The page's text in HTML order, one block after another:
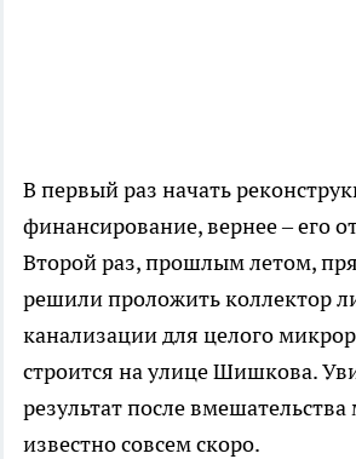
В первый раз начать
финансирование, вернее – его
Второй раз, прошлым летом,
решили проложить коллектор
канализации для целого
строится на улице Шишкова.
результат после вмешательства
известно совсем скоро.